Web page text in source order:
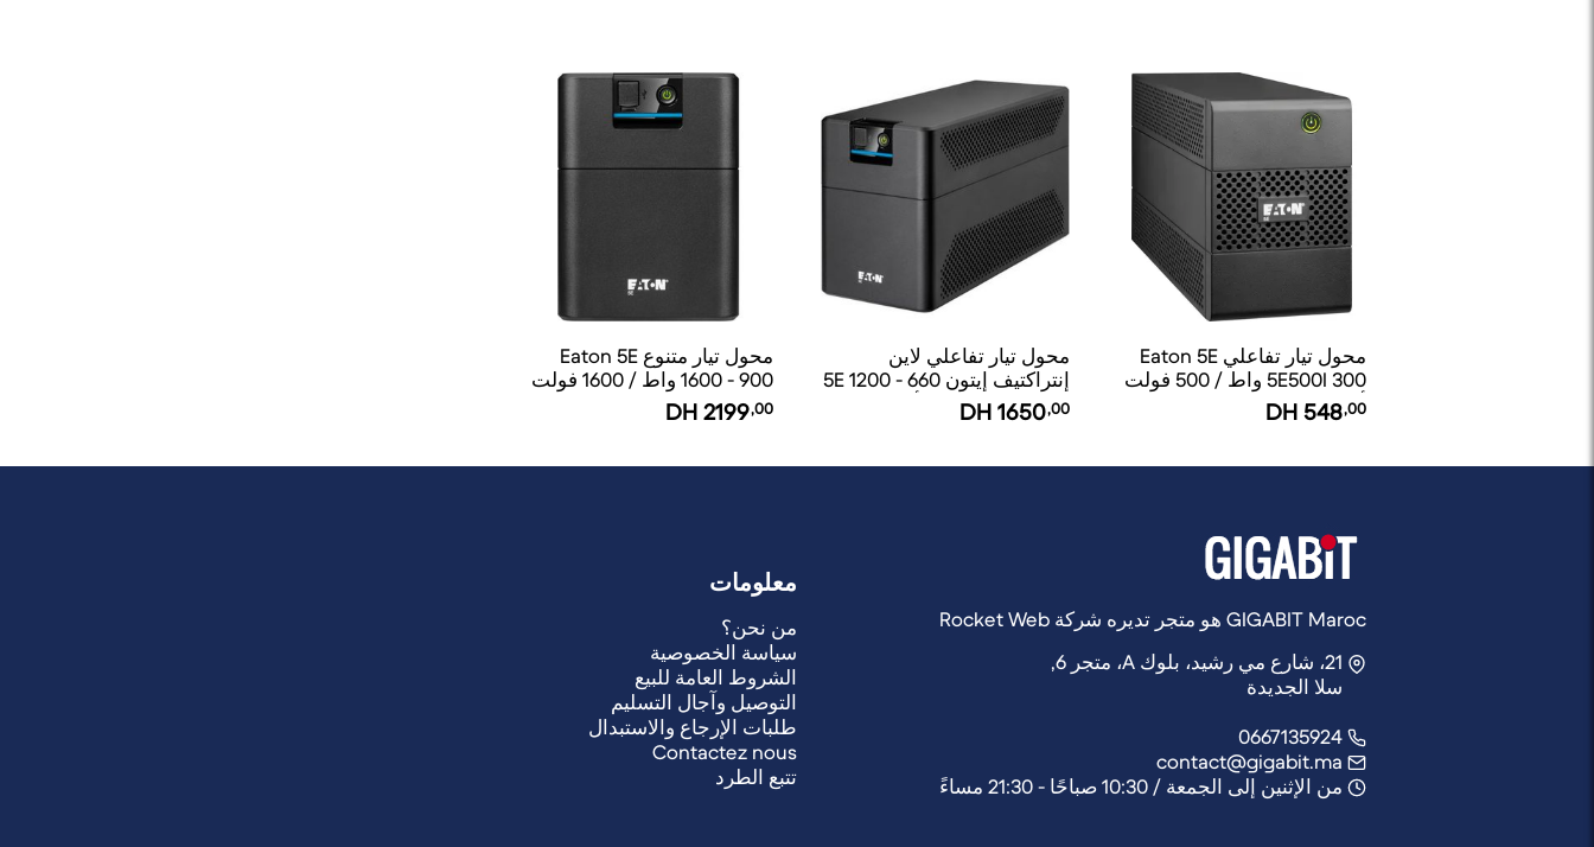
محول تيار تفاعلي Eaton 5E
5E500I 300 واط / 500 فولت
أمبير548,00
محول تيار تفاعلي لاين
إنتراكتيف إيتون 5E 1200 - 660
مخارج C13
1650,00
محول تيار متنوع Eaton 5E
1600 - 900 واط / 1600 فولت
- 6 منافذ C13 2199,00
GIGABIT Maroc هو متجر تديره شركة Rocket Web
21، شارع مي رشيد، بلوك A، متجر 6,
سلا الجديدة
من الإثنين إلى الجمعة / 10:30 صباحًا - 21:30 مساءً
معلومات
من نحن؟
سياسة الخصوصية
الشروط العامة للبيع
التوصيل وآجال التسليم
طلبات الإرجاع والاستبدال
Contactez nous
تتبع الطرد